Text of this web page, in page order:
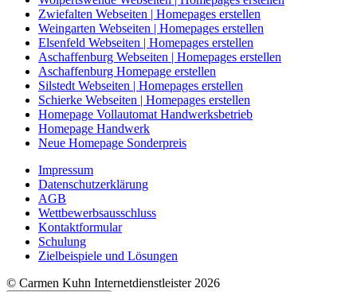
Zwiefalten Webseiten | Homepages erstellen
Weingarten Webseiten | Homepages erstellen
Elsenfeld Webseiten | Homepages erstellen
Aschaffenburg Webseiten | Homepages erstellen
Aschaffenburg Homepage erstellen
Silstedt Webseiten | Homepages erstellen
Schierke Webseiten | Homepages erstellen
Homepage Vollautomat Handwerksbetrieb
Homepage Handwerk
Neue Homepage Sonderpreis
Impressum
Datenschutzerklärung
AGB
Wettbewerbsausschluss
Kontaktformular
Schulung
Zielbeispiele und Lösungen
© Carmen Kuhn Internetdienstleister 2026